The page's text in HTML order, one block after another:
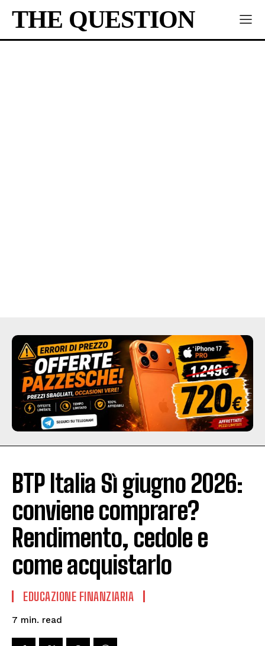
THE QUESTION
BTP Italia Sì giugno 2026:
conviene comprare?
Rendimento, cedole e
come acquistarlo
EDUCAZIONE FINANZIARIA
7 min. read